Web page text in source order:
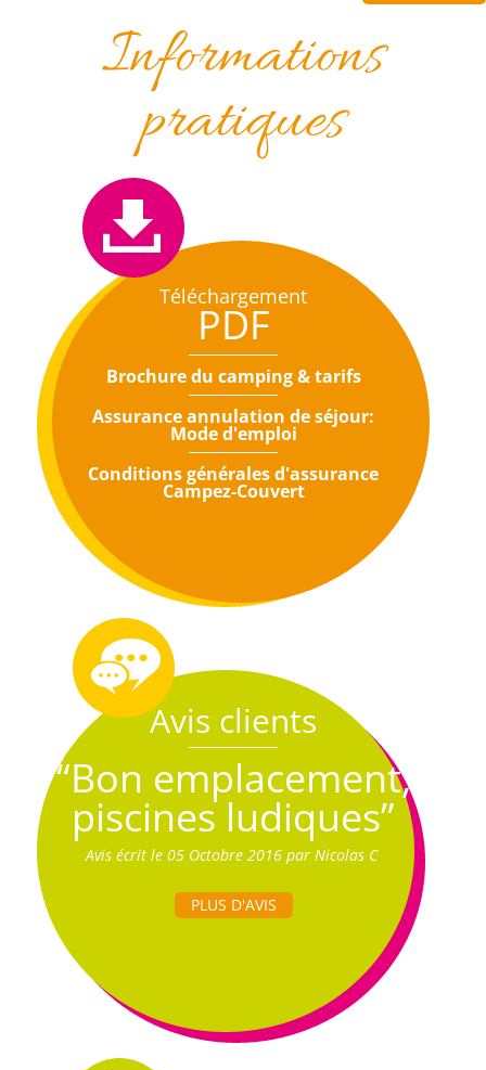
Informations
pratiques
Téléchargement
PDF
Brochure du camping & tarifs
Assurance annulation de séjour:
Mode d'emploi
Conditions générales d'assurance
Campez-Couvert
Avis clients
“Bon emplacement,
piscines ludiques”
Avis écrit le 05 Octobre 2016 par Nicolas C
PLUS D'AVIS